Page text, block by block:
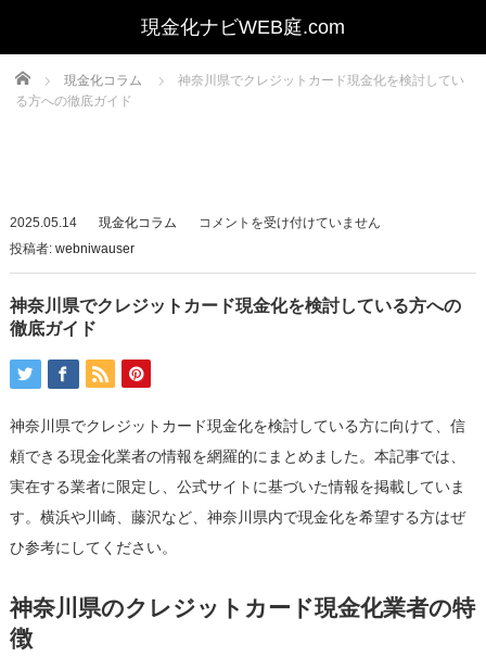
Home 現金化コラム
神奈川県でクレジットカード現金化を検討してい
る方への徹底ガイド
2025.05.14 現金化コラム
神
川
県
ッ
ト
カ
ー
化
コメントを受け付けていません
投稿者: webniwauser
神奈川県でクレジットカード現金化を検討している方への
徹底ガイド
神奈川県でクレジットカード現金化を検討している方に向けて、信
頼できる現金化業者の情報を網羅的にまとめました。本記事では、
実在する業者に限定し、公式サイトに基づいた情報を掲載していま
す。横浜や川崎、藤沢など、神奈川県内で現金化を希望する方はぜ
ひ参考にしてください。
神奈川県のクレジットカード現金化業者の特
徴